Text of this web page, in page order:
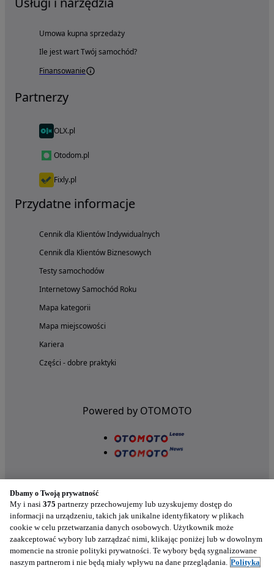
Umowa kupna sprzedaży
Ile jest wart Twój samochód?
Finansowanie
Partnerzy
OLX.pl
Otodom.pl
Fixly.pl
Przydatne informacje
Cennik dla Klientów Indywidualnych
Cennik dla Klientów Biznesowych
Testy samochodów
Internetowy Samochód Roku
Mapa kategorii
Mapa miejscowości
Kariera
Części - dobre praktyki
Powered by OTOMOTO
Nasze aplikacje w twoim telefonie
Dbamy o Twoją prywatność
My i nasi 375 partnerzy przechowujemy lub uzyskujemy dostęp do
informacji na urządzeniu, takich jak unikalne identyfikatory w plikach
cookie w celu przetwarzania danych osobowych. Użytkownik może
zaakceptować wybory lub zarządzać nimi, klikając poniżej lub w dowolnym
momencie na stronie polityki prywatności. Te wybory będą sygnalizowane
naszym partnerom i nie będą miały wpływu na dane przeglądania. Polityka